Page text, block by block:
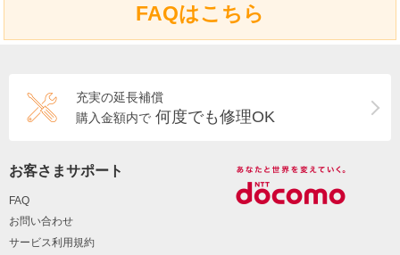
FAQはこちら
充実の延長補償
購入金額内で 何度でも修理OK
お客さまサポート
FAQ
お問い合わせ
サービス利用規約